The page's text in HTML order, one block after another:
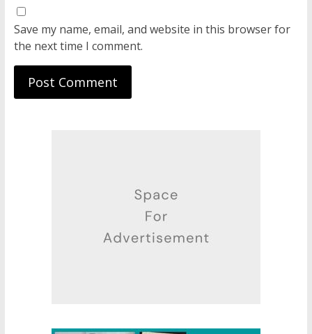
Save my name, email, and website in this browser for
the next time I comment.